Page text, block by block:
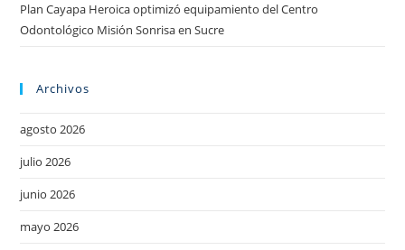
Plan Cayapa Heroica optimizó equipamiento del Centro
Odontológico Misión Sonrisa en Sucre
Archivos
agosto 2026
julio 2026
junio 2026
mayo 2026